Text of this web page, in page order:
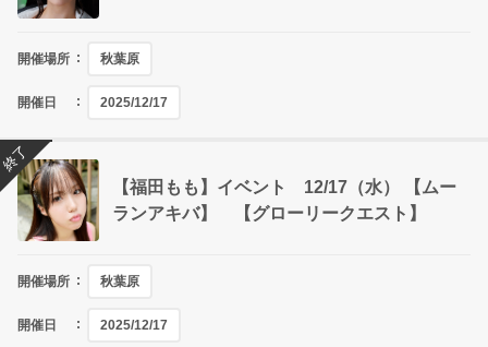
開催場所 秋葉原
開催日 2025/12/17
【福田もも】イベント 12/17（水） 【ムー
ランアキバ】 【グローリークエスト】
開催場所 秋葉原
開催日 2025/12/17
終了